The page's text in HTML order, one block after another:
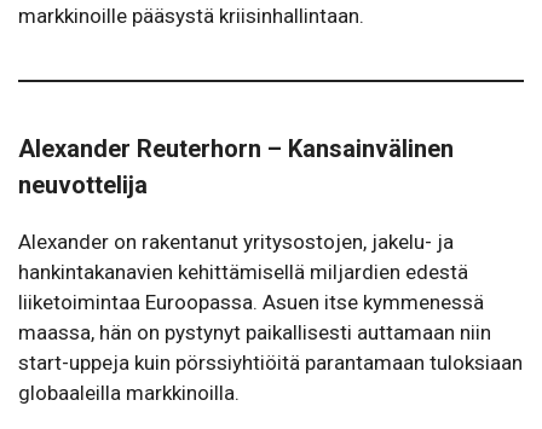
markkinoille pääsystä kriisinhallintaan.
Alexander Reuterhorn – Kansainvälinen
neuvottelija
Alexander on rakentanut yritysostojen, jakelu- ja
hankintakanavien kehittämisellä miljardien edestä
liiketoimintaa Euroopassa. Asuen itse kymmenessä
maassa, hän on pystynyt paikallisesti auttamaan niin
start-uppeja kuin pörssiyhtiöitä parantamaan tuloksiaan
globaaleilla markkinoilla.